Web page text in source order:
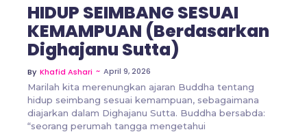
HIDUP SEIMBANG SESUAI
KEMAMPUAN (Berdasarkan
Dighajanu Sutta)
By Khafid Ashari ~ April 9, 2026
Marilah kita merenungkan ajaran Buddha tentang
hidup seimbang sesuai kemampuan, sebagaimana
diajarkan dalam Dighajanu Sutta. Buddha bersabda:
“seorang perumah tangga mengetahui